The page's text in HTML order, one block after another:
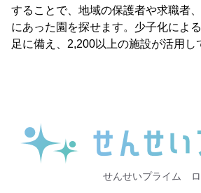
することで、地域の保護者や求職者
にあった園を探せます。少子化によ
足に備え、2,200以上の施設が活用し
せんせいプライム